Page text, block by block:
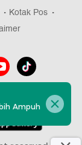
Kotak Pos
Ampuh